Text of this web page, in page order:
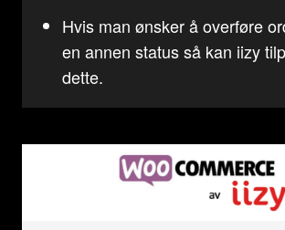
Hvis man ønsker å overføre
en annen status så kan iizy
dette.